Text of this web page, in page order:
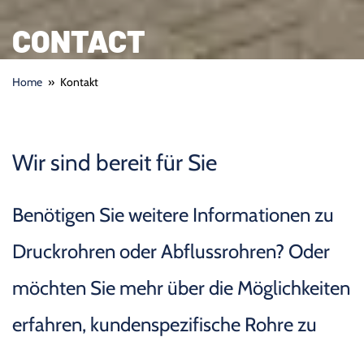
CONTACT
Home » Kontakt
Wir sind bereit für Sie
Benötigen Sie weitere Informationen zu
Druckrohren oder Abflussrohren? Oder
möchten Sie mehr über die Möglichkeiten
erfahren, kundenspezifische Rohre zu